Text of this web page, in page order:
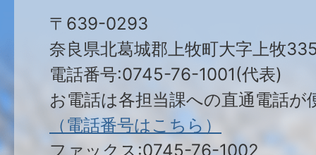
〒639-0293
奈良県北葛城郡上牧町大字上牧
電話番号:0745-76-1001(代表)
お電話は各担当課への直通電話が
（電話番号はこちら）
ファックス:0745-76-1002